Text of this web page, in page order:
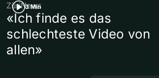
3 Min
ZüriNews
«Ich finde es das
schlechteste Video von
allen»